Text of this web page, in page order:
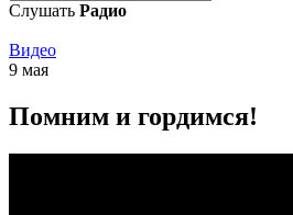
Слушать Радио
Видео
9 мая
Помним и гордимся!